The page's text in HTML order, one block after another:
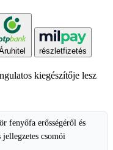
részletfizetés
kiegészítője lesz
fenyőfa erősségéről és
jellegzetes csomói